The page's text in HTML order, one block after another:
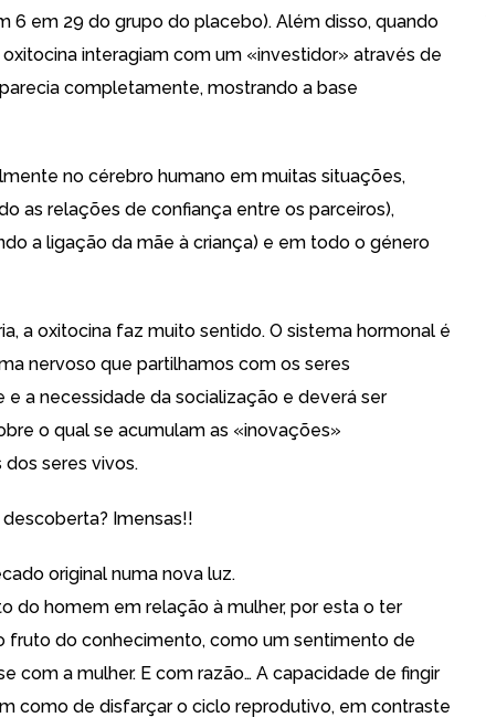
6 em 29 do grupo do placebo). Além disso, quando
interagiam com um «investidor» através de
completamente, mostrando a base
no cérebro humano em muitas situações,
as relações de confiança entre os parceiros),
a ligação da mãe à criança) e em todo o género
a oxitocina faz muito sentido. O sistema hormonal é
nervoso que partilhamos com os seres
e a necessidade da socialização e deverá ser
o qual se acumulam as «inovações»
seres vivos.
Imensas!!
original numa nova luz.
do homem em relação à mulher, por esta o ter
fruto do conhecimento, como um sentimento de
com a mulher. E com razão… A capacidade de fingir
como de disfarçar o ciclo reprodutivo, em contraste